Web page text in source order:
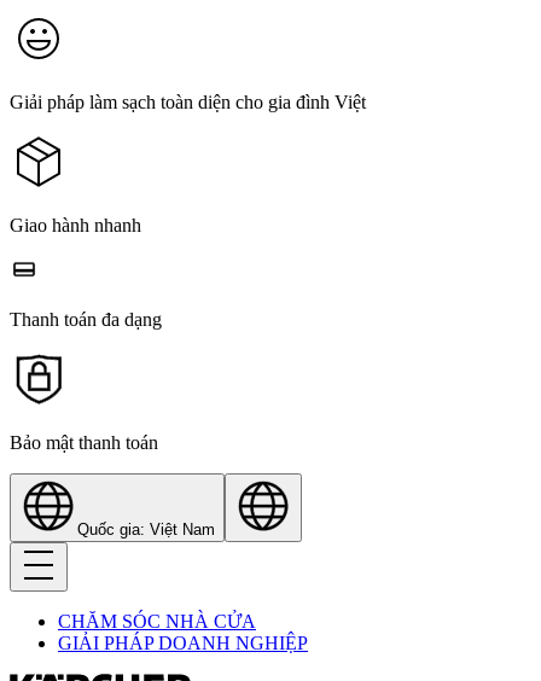
Giải pháp làm sạch toàn diện cho gia đình Việt
Giao hành nhanh
Thanh toán đa dạng
Bảo mật thanh toán
Quốc gia: Việt Nam
CHĂM SÓC NHÀ CỬA
GIẢI PHÁP DOANH NGHIỆP